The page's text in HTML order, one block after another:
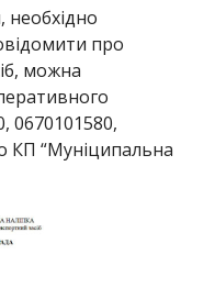
про
можна
0670101580,
КП “Муніципальна